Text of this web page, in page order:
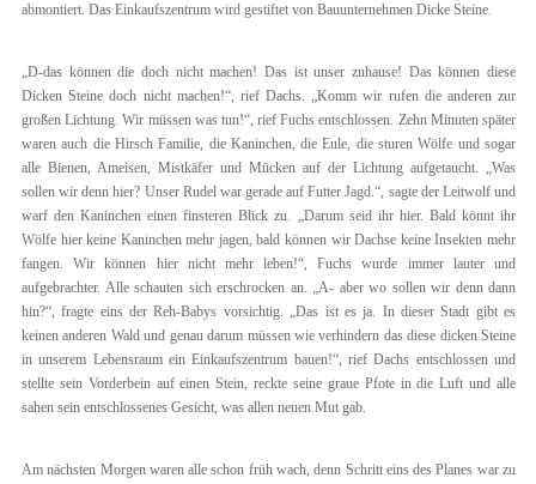
abmontiert. Das Einkaufszentrum wird gestiftet von Bauunternehmen Dicke Steine.
„D-das können die doch nicht machen! Das ist unser zuhause! Das können diese
Dicken Steine doch nicht machen!“, rief Dachs. „Komm wir rufen die anderen zur
großen Lichtung. Wir müssen was tun!“, rief Fuchs entschlossen. Zehn Minuten später
waren auch die Hirsch Familie, die Kaninchen, die Eule, die sturen Wölfe und sogar
alle Bienen, Ameisen, Mistkäfer und Mücken auf der Lichtung aufgetaucht. „Was
sollen wir denn hier? Unser Rudel war gerade auf Futter Jagd.“, sagte der Leitwolf und
warf den Kaninchen einen finsteren Blick zu. „Darum seid ihr hier. Bald könnt ihr
Wölfe hier keine Kaninchen mehr jagen, bald können wir Dachse keine Insekten mehr
fangen. Wir können hier nicht mehr leben!“, Fuchs wurde immer lauter und
aufgebrachter. Alle schauten sich erschrocken an. „A- aber wo sollen wir denn dann
hin?“, fragte eins der Reh-Babys vorsichtig. „Das ist es ja. In dieser Stadt gibt es
keinen anderen Wald und genau darum müssen wie verhindern das diese dicken Steine
in unserem Lebensraum ein Einkaufszentrum bauen!“, rief Dachs entschlossen und
stellte sein Vorderbein auf einen Stein, reckte seine graue Pfote in die Luft und alle
sahen sein entschlossenes Gesicht, was allen neuen Mut gab.
Am nächsten Morgen waren alle schon früh wach, denn Schritt eins des Planes war zu